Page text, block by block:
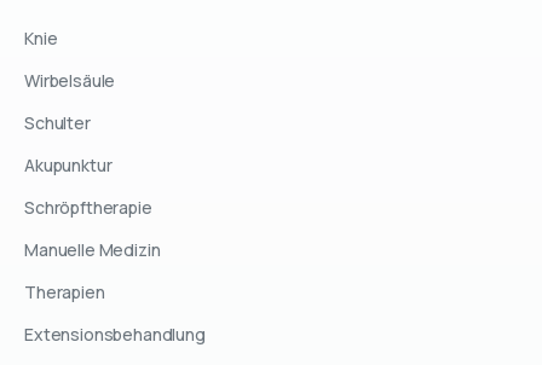
Knie
Wirbelsäule
Schulter
Akupunktur
Schröpftherapie
Manuelle Medizin
Therapien
Extensionsbehandlung